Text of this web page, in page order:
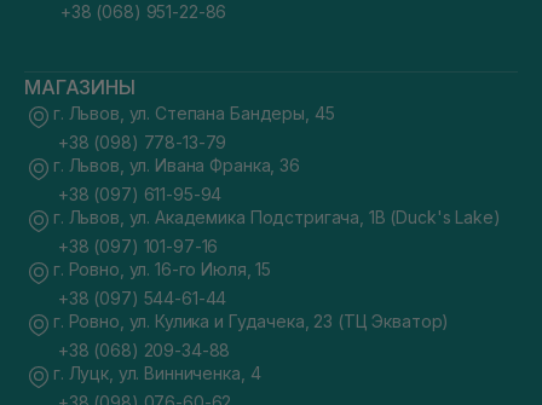
+38 (068) 951-22-86
МАГАЗИНЫ
г. Львов, ул. Степана Бандеры, 45
+38 (098) 778-13-79
г. Львов, ул. Ивана Франка, 36
+38 (097) 611-95-94
г. Львов, ул. Академика Подстригача, 1В (Duck's Lake)
+38 (097) 101-97-16
г. Ровно, ул. 16-го Июля, 15
+38 (097) 544-61-44
г. Ровно, ул. Кулика и Гудачека, 23 (ТЦ Экватор)
+38 (068) 209-34-88
г. Луцк, ул. Винниченка, 4